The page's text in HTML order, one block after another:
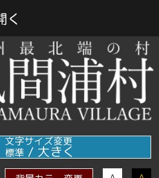
文字サイズ変更
標準 / 大きく